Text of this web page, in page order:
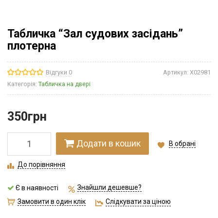
Табличка “Зал судових засідань”
плотерна
Відгуки 0 Артикул: Х02981
Категорія: Табличка на двері
350грн
Додати в кошик В обрані
До порівняння
Є в наявності
Знайшли дешевше?
Замовити в один клік
Слідкувати за ціною